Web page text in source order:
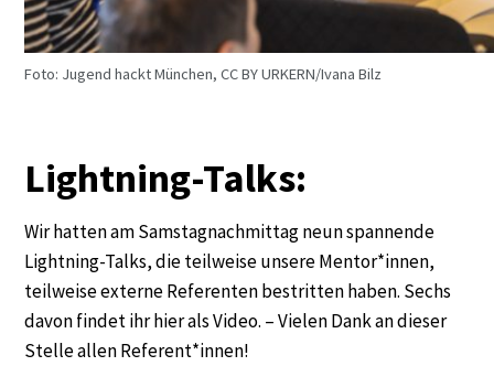
Foto: Jugend hackt München, CC BY URKERN/Ivana Bilz
Lightning-Talks:
Wir hatten am Samstagnachmittag neun spannende
Lightning-Talks, die teilweise unsere Mentor*innen,
teilweise externe Referenten bestritten haben. Sechs
davon findet ihr hier als Video. – Vielen Dank an dieser
Stelle allen Referent*innen!